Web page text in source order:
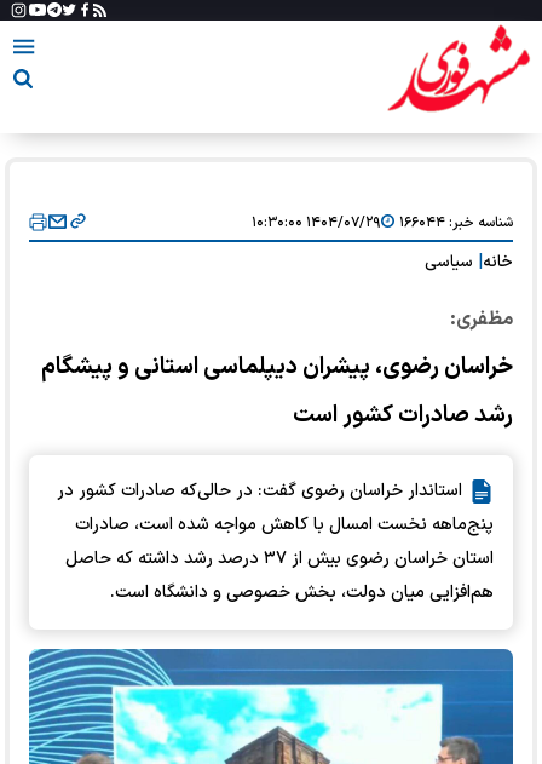
شناسه خبر:۱۶۶۰۴۴ ۱۴۰۴/۰۷/۲۹ ۱۰:۳۰:۰۰
خانه سیاسی
مظفری:
خراسان رضوی، پیشران دیپلماسی استانی و پیشگام
رشد صادرات کشور است
استاندار خراسان رضوی گفت: در حالی‌که صادرات کشور در
پنج‌ماهه نخست امسال با کاهش مواجه شده است، صادرات
استان خراسان رضوی بیش از ۳۷ درصد رشد داشته که حاصل
هم‌افزایی میان دولت، بخش خصوصی و دانشگاه است.